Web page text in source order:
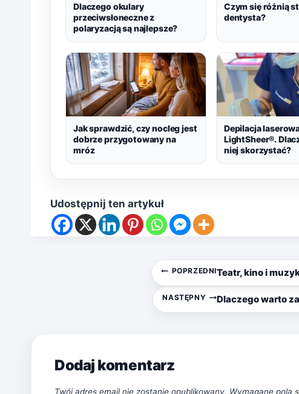
Dlaczego okulary
przeciwsłoneczne z
polaryzacją są najlepsze?
Czym się różnią
dentysta?
Jak sprawdzić, czy nocleg jest
dobrze przygotowany na
mróz
Depilacja
LightSheer®.
niej skorzystać?
Udostępnij ten artykuł
POPRZEDNITeatr, kino i
NASTĘPNY Dlaczego warto
Dodaj komentarz
Twój adres email nie zostanie opublikowany. Wymagane pola